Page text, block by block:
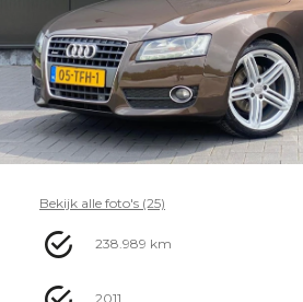
238.989 km
2011
Bekijk alle foto's (25)